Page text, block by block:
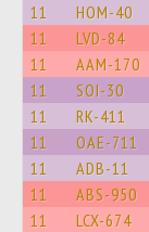
11 HOM-40
11 LVD-84
11 AAM-170
11 SOI-30
11 RK-411
11 OAE-711
11 ADB-11
11 ABS-950
11 LCX-674